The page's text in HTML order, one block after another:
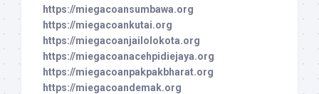
https://miegacoansumbawa.org
https://miegacoankutai.org
https://miegacoanjailolokota.org
https://miegacoanacehpidiejaya.org
https://miegacoanpakpakbharat.org
https://miegacoandemak.org